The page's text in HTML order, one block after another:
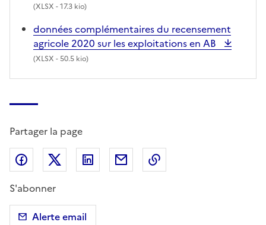
(XLSX - 17.3 kio)
données complémentaires du recensement
agricole 2020 sur les exploitations en AB
(XLSX - 50.5 kio)
Partager la page
Partager sur Facebook
Partager sur X (anciennement Twitter)
Partager sur LinkedIn
Partager par email
S'abonner
Alerte email